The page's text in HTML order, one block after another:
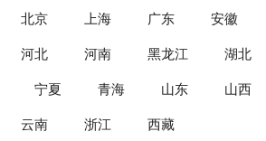
北京 上海 广东 安徽
河北 河南 黑龙江 湖北
宁夏 青海 山东 山西
云南 浙江 西藏